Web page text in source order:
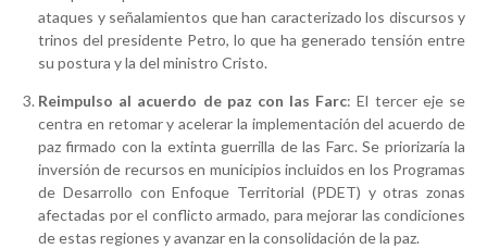
ataques y señalamientos que han caracterizado los discursos y
trinos del presidente Petro, lo que ha generado tensión entre
su postura y la del ministro Cristo.
Reimpulso al acuerdo de paz con las Farc: El tercer eje se
centra en retomar y acelerar la implementación del acuerdo de
paz firmado con la extinta guerrilla de las Farc. Se priorizaría la
inversión de recursos en municipios incluidos en los Programas
de Desarrollo con Enfoque Territorial (PDET) y otras zonas
afectadas por el conflicto armado, para mejorar las condiciones
de estas regiones y avanzar en la consolidación de la paz.